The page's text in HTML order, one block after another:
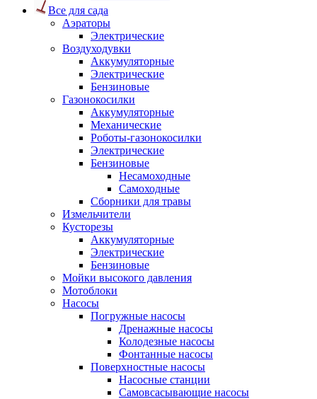
Все для сада
Аэраторы
Электрические
Воздуходувки
Аккумуляторные
Электрические
Бензиновые
Газонокосилки
Аккумуляторные
Механические
Роботы-газонокосилки
Электрические
Бензиновые
Несамоходные
Самоходные
Сборники для травы
Измельчители
Кусторезы
Аккумуляторные
Электрические
Бензиновые
Мойки высокого давления
Мотоблоки
Насосы
Погружные насосы
Дренажные насосы
Колодезные насосы
Фонтанные насосы
Поверхностные насосы
Насосные станции
Самовсасывающие насосы